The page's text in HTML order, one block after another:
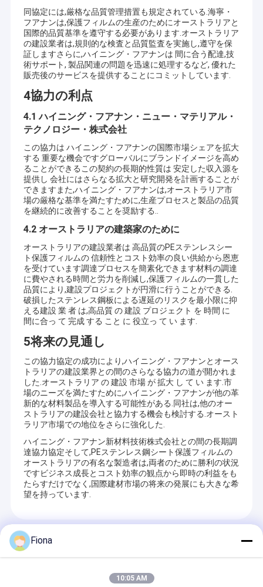
家へ
製品
ビデオ
わたしたち に つい て
工場 ツアー
品質管理
連絡 ください
ニュース
多表面の保護フィルム
カーペットの保護フィルム
同協定には,厳格な品質管理措置も規定されている.海寧・
フアナンは,保護フィルムの生産のためにオーストラリアと
国際的品質基準を遵守する必要があります.オーストラリア
の建設業者は,規則的な検査と品質監査を実施し,遵守を保
証しますさらに,ハイニング・フアナンは 間に合う配達,技
術サポート, 製品関連の問題を迅速に処理するなど, 優れた
販売後のサービスを提供することにコミットしています.
4協力の利点
4.1 ハイニング・フアナン・ニュー・マテリアル・
テクノロジー・株式会社
この協力は ハイニング・フアナンの国際市場シェアを拡大
する 重要な機会ですグローバルにブランドイメージを高め
ることができるこの契約の長期的性質は 安定した収入源を
提供し 会社にはさらなる拡大と研究開発を計画することが
できますまた,ハイニング・フアナンは,オーストラリア市
場の厳格な基準を満たすために,生産プロセスと製品の品質
を継続的に改善することを奨励する..
4.2 オーストラリアの建築家のために
オーストラリアの建設業者は 高品質のPEステンレスシー
ト保護フィルムの 信頼性とコスト効率の良い供給から恩恵
を受けています調達プロセスを簡素化できます材料の調達
に費やされる時間と労力を削減し,保護フィルムの一貫した
品質により,建設プロジェクトが円滑に行うことができる.
破損したステンレス鋼板による遅延のリスクを最小限に抑
える建設 業 者 は,高品質 の 建設 プロジェクト を 時間 に
間に合っ て 完成 する こと に 役立っ て い ます.
5将来の見通し
この協力協定の成功により,ハイニング・フアナンとオース
トラリアの建設業界との間のさらなる協力の道が開かれま
した.オーストラリア の 建設 市場 が 拡大 し て い ます.市
場のニーズを満たすために,ハイニング・フアナンが他の革
新的な材料製品を導入する可能性がある.同社は,他のオー
ストラリアの建設会社と協力する機会も検討する.オースト
ラリア市場での地位をさらに強化した.
ハイニング・フアナン新材料技術株式会社との間の長期調
達協力協定そして,PEステンレス鋼シート保護フィルムの
オーストラリアの有名な製造者は,両者のために勝利の状況
ですビジネス成長とコスト効率の観点から即時の利益をも
たらすだけでなく,国際建材市場の将来の発展にも大きな希
望を持っています.
推薦されたプロダクト
海寧華南新材料科技有限公司は、保護フィルムの販売と
高品質な製造、優れたサービス、環境に配慮した国際基
準に特化した専門的なハイテク企業です。HNHNは15年
以上にわたり、業界でよく知られ、信頼される企業へと
成長しました。先進技術と設備を導入し、従来の古い生
産概念を捨て、顧客志向の原則を遵守し、最高の生産材
料、最も技術的な専門家、最も効果的な生産方法を用い
て、お客様の問題を解決します。お客様に最適な製品を
カスタマイズします。当社の専門スタッフが24時間体制
で対応いたします。当社の研究開発チームは、お客様の
様々な表面保護の問題を解決するために、接着剤の配合
を研究することに最善を尽くしています。保護と同時
に、お客様の製品は常に完璧な状態を保ちます。ODMと
OEMも可能です。当社の生産拠点は浙江省海寧にあり、
杭州と上海からそれほど遠くありません。輸送と物流に
おいて絶対的な優位性を持っています。
さらに、当社は自社ブランドの商標HNHNを持ち、輸出入
権も有しています。当社の製品は、様々な分野で広く使
用されています。アルミニウム保護フィルム、アルミニ
ム、ステンレス鋼保護フィルム、カラーコーティング鋼
保護フィルム、亜鉛メッキシート保護フィルム、ガラス
保護フィルム、石材保護フィルム、カーペットプロテク
ター、自動車カーペットカバー、床保護テープ、プラス
ダクトフィルムなどを製造しています。これらはすべ
Fiona
10:05 AM